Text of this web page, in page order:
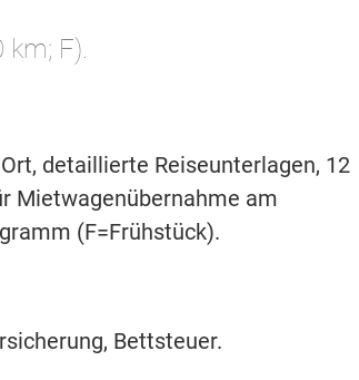
km; F).
detaillierte Reiseunterlagen, 12
Mietwagenübernahme am
(F=Frühstück).
Bettsteuer.